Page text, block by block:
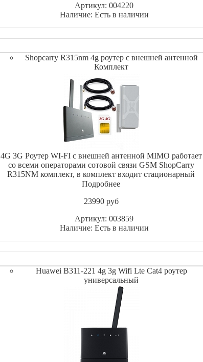
Артикул: 004220
Наличие: Есть в наличии
Shopcarry R315nm 4g роутер с внешней антенной
Комплект
4G 3G Роутер WI-FI с внешней антенной MIMO работает
со всеми операторами сотовой связи GSM ShopCarry
R315NM комплект, в комплект входит стационарный
роутер под сим карту 4G 3G с максимальной при работе в
Подробнее
23990pуб
Артикул: 003859
Наличие: Есть в наличии
Huawei B311-221 4g 3g Wifi Lte Cat4 роутер
универсальный